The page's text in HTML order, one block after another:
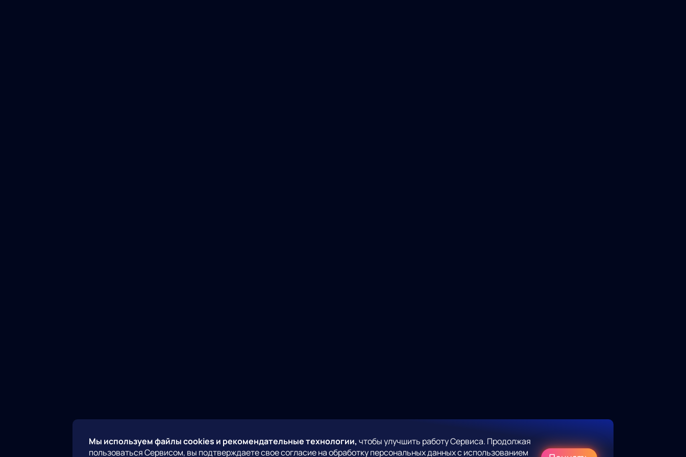
Мы используем файлы cookies и рекомендательные технологии, чтобы улучшить работу Сервиса. Продолжая
пользоваться Сервисом, вы подтверждаете свое согласие на обработку персональных данных с использованием